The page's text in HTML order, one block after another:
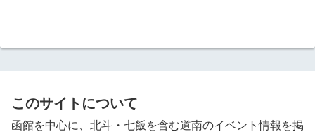
このサイトについて
函館を中心に、北斗・七飯を含む道南のイベント情報を掲